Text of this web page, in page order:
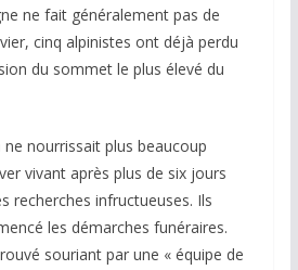
ne fait généralement pas de
cinq alpinistes ont déjà perdu
du sommet le plus élevé du
nourrissait plus beaucoup
vivant après plus de six jours
recherches infructueuses. Ils
les démarches funéraires.
souriant par une « équipe de